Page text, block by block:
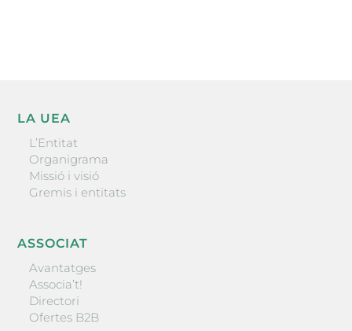
LA UEA
L’Entitat
Organigrama
Missió i visió
Gremis i entitats
ASSOCIAT
Avantatges
Associa’t!
Directori
Ofertes B2B